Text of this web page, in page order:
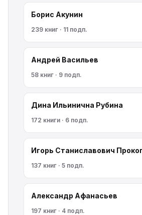
Борис Акунин
239 книг · 11 подп.
Андрей Васильев
58 книг · 9 подп.
Дина Ильинична Рубина
172 книги · 6 подп.
Игорь Станиславович
137 книг · 5 подп.
Александр Афанасьев
197 книг · 4 подп.